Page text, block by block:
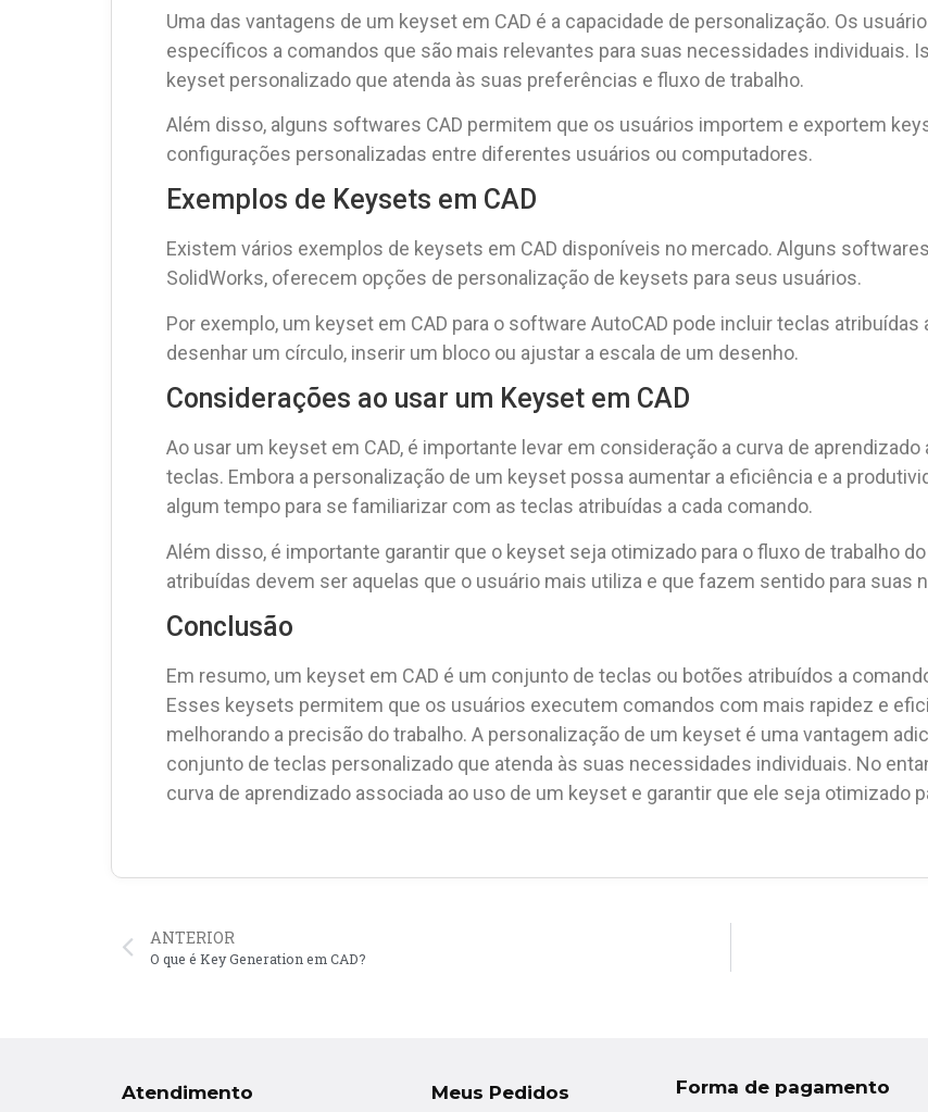
Uma das vantagens de um keyset em CAD é a capacidade de personalização. Os
específicos a comandos que são mais relevantes para suas necessidades individuais.
keyset personalizado que atenda às suas preferências e fluxo de trabalho.
Além disso, alguns softwares CAD permitem que os usuários importem e exportem
configurações personalizadas entre diferentes usuários ou computadores.
Exemplos de Keysets em CAD
Existem vários exemplos de keysets em CAD disponíveis no mercado. Alguns
SolidWorks, oferecem opções de personalização de keysets para seus usuários.
Por exemplo, um keyset em CAD para o software AutoCAD pode incluir teclas
desenhar um círculo, inserir um bloco ou ajustar a escala de um desenho.
Considerações ao usar um Keyset em CAD
Ao usar um keyset em CAD, é importante levar em consideração a curva de
teclas. Embora a personalização de um keyset possa aumentar a eficiência e a
algum tempo para se familiarizar com as teclas atribuídas a cada comando.
Além disso, é importante garantir que o keyset seja otimizado para o fluxo de trabalho
atribuídas devem ser aquelas que o usuário mais utiliza e que fazem sentido para suas
Conclusão
Em resumo, um keyset em CAD é um conjunto de teclas ou botões atribuídos a
Esses keysets permitem que os usuários executem comandos com mais rapidez e
melhorando a precisão do trabalho. A personalização de um keyset é uma vantagem
conjunto de teclas personalizado que atenda às suas necessidades individuais. No
curva de aprendizado associada ao uso de um keyset e garantir que ele seja otimizado
ANTERIOR
O que é Key Generation em CAD?
Atendimento Meus Pedidos Forma de pagamento